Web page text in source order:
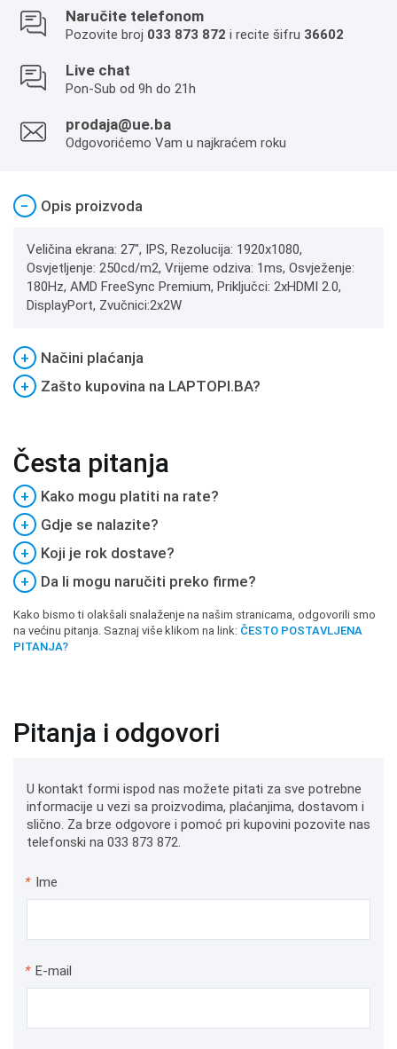
Naručite telefonom
Pozovite broj 033 873 872 i recite šifru 36602
Live chat
Pon-Sub od 9h do 21h
prodaja@ue.ba
Odgovorićemo Vam u najkraćem roku
− Opis proizvoda
Veličina ekrana: 27", IPS, Rezolucija: 1920x1080,
Osvjetljenje: 250cd/m2, Vrijeme odziva: 1ms, Osvježenje:
180Hz, AMD FreeSync Premium, Priključci: 2xHDMI 2.0,
DisplayPort, Zvučnici:2x2W
+
Načini plaćanja
+
Zašto kupovina na LAPTOPI.BA?
Česta pitanja
+
Kako mogu platiti na rate?
+
Gdje se nalazite?
+
Koji je rok dostave?
+
Da li mogu naručiti preko firme?
Kako bismo ti olakšali snalaženje na našim stranicama, odgovorili smo
na većinu pitanja. Saznaj više klikom na link: ČESTO POSTAVLJENA
PITANJA?
Pitanja i odgovori
U kontakt formi ispod nas možete pitati za sve potrebne
informacije u vezi sa proizvodima, plaćanjima, dostavom i
slično. Za brze odgovore i pomoć pri kupovini pozovite nas
telefonski na 033 873 872.
* Ime
* E-mail